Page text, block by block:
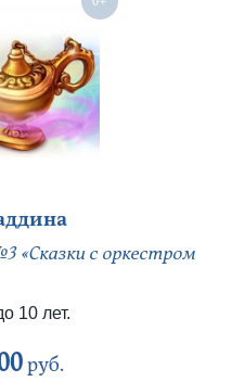
«Сказки с оркестром
10 лет.
руб.